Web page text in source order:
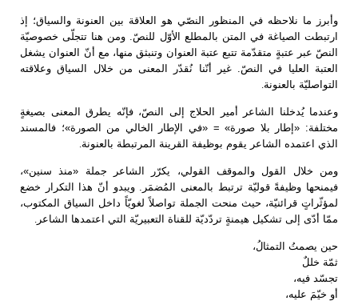
وأبرز ما نلاحظه في المنظور النصّي هو العلاقة بين العنونة والسياق؛ إذ
ارتبطت الصياغة في المتن بالمطلع الأوّل للنصّ. ومن هنا تتجلّى خصوصيّة
النصّ عبر عتبةٍ متقدّمة تتبع عتبة العنوان وتنبثق منها، مع أنّ العنوان يشغل
العتبة العليا في النصّ. غير أنّنا نُقدّر المعنى من خلال السياق وعلاقته
التواصليّة بالعنونة.
وعندما يُدخلنا الشاعر أمير الحلاج إلى النصّ، فإنّه يطرق المعنى بصيغةٍ
مختلفة: «إطار بلا صورة» = «في الإطار الخالي من الصورة»؛ فالمسند
الذي اعتمده الشاعر يقوم بوظيفة القرينة المرتبطة بالعنونة.
ومن خلال القول والموقف القولي، يكرّر الشاعر جملة «منذ سنين»،
فيمنحها وظيفةً قوليّة ترتبط بالمعنى المُضمَر. ويبدو أنّ هذا التكرار خضع
لمؤثّراتٍ قرائنيّة، حيث منحت الجملة تواصلاً لغويّاً داخل السياق المكتوب،
ممّا أدّى إلى تشكيل هيمنةٍ تردّديّة للقناة التعبيريّة التي اعتمدها الشاعر.
حين يصمتُ التمثالُ،
ثمّة خللٌ
تجسّد فيه،
أو خيّمَ عليه،